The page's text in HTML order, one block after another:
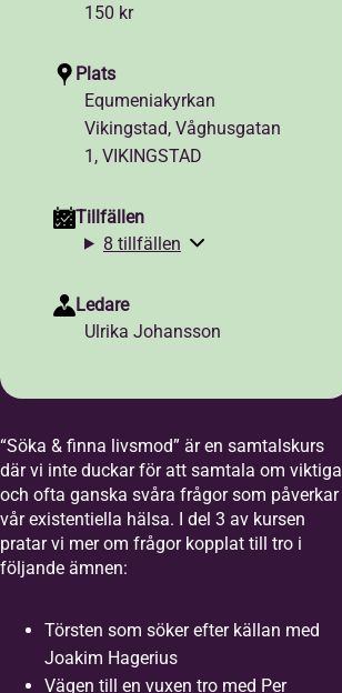
150 kr
Plats
Equmeniakyrkan
Vikingstad, Våghusgatan
1, VIKINGSTAD
Tillfällen
8 tillfällen
Ledare
Ulrika Johansson
“Söka & finna livsmod” är en samtalskurs
där vi inte duckar för att samtala om viktiga
och ofta ganska svåra frågor som påverkar
vår existentiella hälsa. I del 3 av kursen
pratar vi mer om frågor kopplat till tro i
följande ämnen:
Törsten som söker efter källan med
Joakim Hagerius
Vägen till en vuxen tro med Per